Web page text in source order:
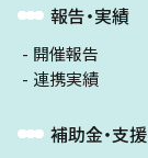
報告・実績
開催報告
連携実績
補助金・支援